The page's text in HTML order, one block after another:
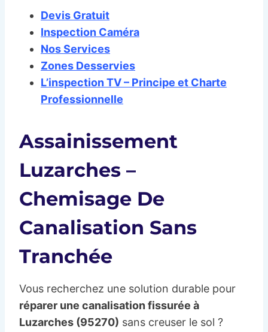
Devis Gratuit
Inspection Caméra
Nos Services
Zones Desservies
L’inspection TV – Principe et Charte
Professionnelle
Assainissement
Luzarches –
Chemisage De
Canalisation Sans
Tranchée
Vous recherchez une solution durable pour
réparer une canalisation fissurée à
Luzarches (95270) sans creuser le sol ?